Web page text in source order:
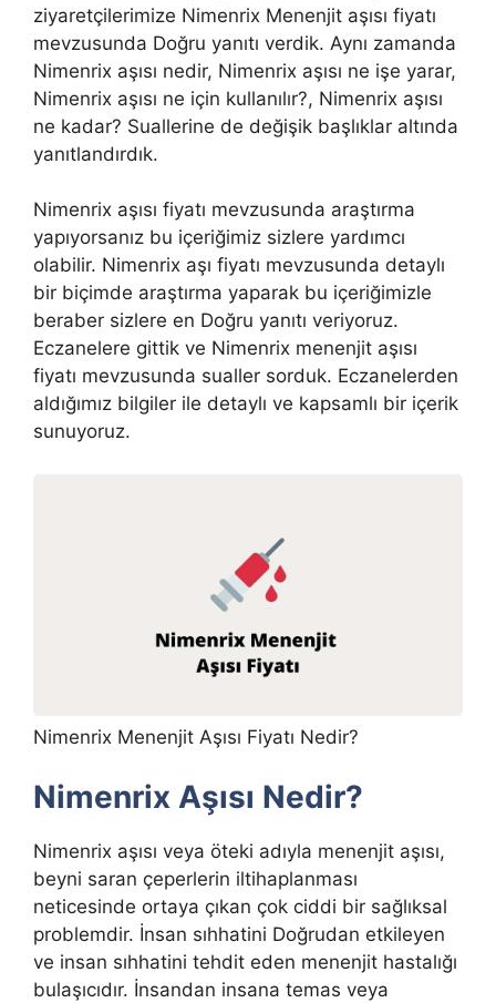
ziyaretçilerimize Nimenrix Menenjit aşısı fiyatı
mevzusunda Doğru yanıtı verdik. Aynı zamanda
Nimenrix aşısı nedir, Nimenrix aşısı ne işe yarar,
Nimenrix aşısı ne için kullanılır?, Nimenrix aşısı
ne kadar? Suallerine de değişik başlıklar altında
yanıtlandırdık.
Nimenrix aşısı fiyatı mevzusunda araştırma
yapıyorsanız bu içeriğimiz sizlere yardımcı
olabilir. Nimenrix aşı fiyatı mevzusunda detaylı
bir biçimde araştırma yaparak bu içeriğimizle
beraber sizlere en Doğru yanıtı veriyoruz.
Eczanelere gittik ve Nimenrix menenjit aşısı
fiyatı mevzusunda sualler sorduk. Eczanelerden
aldığımız bilgiler ile detaylı ve kapsamlı bir içerik
sunuyoruz.
Nimenrix Menenjit Aşısı Fiyatı Nedir?
Nimenrix Aşısı Nedir?
Nimenrix aşısı veya öteki adıyla menenjit aşısı,
beyni saran çeperlerin iltihaplanması
neticesinde ortaya çıkan çok ciddi bir sağlıksal
problemdir. İnsan sıhhatini Doğrudan etkileyen
ve insan sıhhatini tehdit eden menenjit hastalığı
bulaşıcıdır. İnsandan insana temas veya